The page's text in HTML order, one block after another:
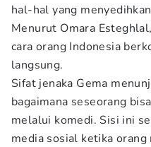
hal-hal yang
Menurut Omara
cara orang Indonesia
langsung.
Sifat jenaka Gema
bagaimana seseorang
melalui komedi. Sisi ini
media sosial ketika